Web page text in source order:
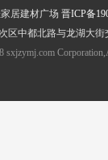
居建材广场 晋ICP备
区中都北路与龙湖大街